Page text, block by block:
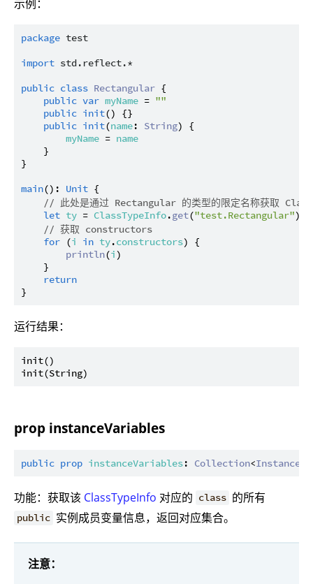
示例：
package test
import std.reflect.*
public class Rectangular {
public var myName = ""
public init() {}
public init(name: String) {
myName = name
    }
}
main(): Unit {
// 此处是通过 Rectangular 的类型的限定名称获取
let ty = ClassTypeInfo.get("test.Rectangular")
// 获取 constructors
for (i in ty.constructors) {
println(i )
    }
return
运行结果：
init()
prop instanceVariables
public prop instanceVariables: Collection<
功能：获取该 ClassTypeInfo 对应的 class 的所有
public 实例成员变量信息，返回对应集合。
注意：